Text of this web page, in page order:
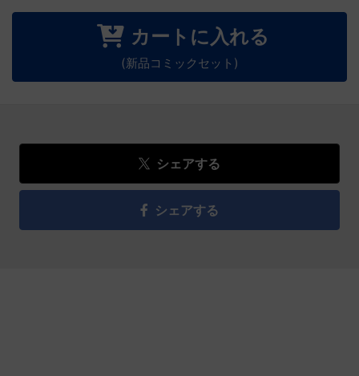
カートに入れる
(新品コミックセット)
シェアする
シェアする